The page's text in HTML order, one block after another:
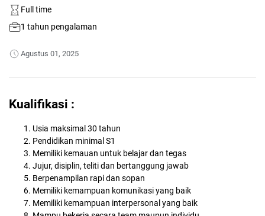
Full time
1 tahun pengalaman
Agustus 01, 2025
Kualifikasi :
Usia maksimal 30 tahun
Pendidikan minimal S1
Memiliki kemauan untuk belajar dan tegas
Jujur, disiplin, teliti dan bertanggung jawab
Berpenampilan rapi dan sopan
Memiliki kemampuan komunikasi yang baik
Memiliki kemampuan interpersonal yang baik